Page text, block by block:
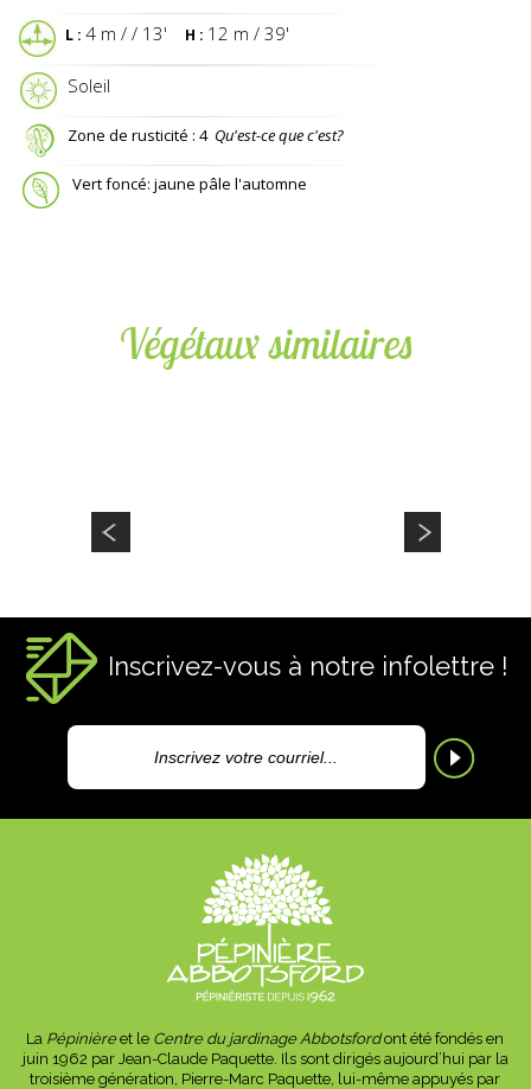
L : 4 m / / 13' H : 12 m / 39'
Soleil
Zone de rusticité : 4Qu'est-ce que c'est?
Vert foncé: jaune pâle l'automne
Végétaux similaires
Inscrivez-vous à notre infolettre !
La Pépinièreet le Centre du jardinage Abbotsfordont été fondés en
juin 1962 par Jean-Claude Paquette. Ils sont dirigés aujourd’hui par la
troisième génération, Pierre-Marc Paquette, lui-même appuyés par